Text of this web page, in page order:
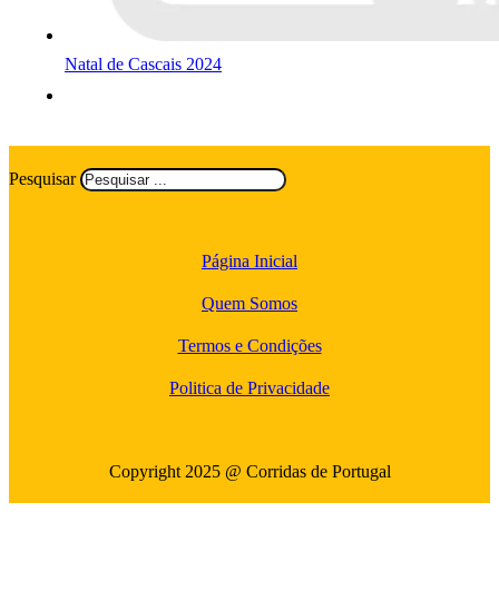
Natal de Cascais 2024
Pesquisar
Página Inicial
Quem Somos
Termos e Condições
Politica de Privacidade
Copyright 2025 @ Corridas de Portugal